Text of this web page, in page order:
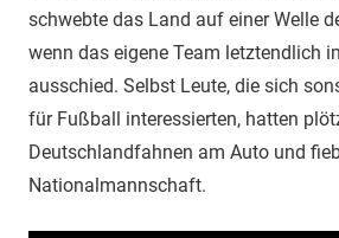
schwebte das Land auf einer Welle
wenn das eigene Team letztendlich
ausschied. Selbst Leute, die sich
für Fußball interessierten, hatten
Deutschlandfahnen am Auto und
Nationalmannschaft.